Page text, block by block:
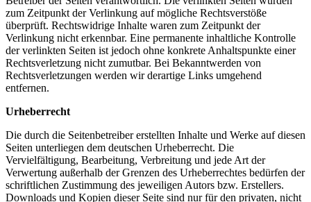
zum Zeitpunkt der Verlinkung auf mögliche Rechtsverstöße
überprüft. Rechtswidrige Inhalte waren zum Zeitpunkt der
Verlinkung nicht erkennbar. Eine permanente inhaltliche Kontrolle
der verlinkten Seiten ist jedoch ohne konkrete Anhaltspunkte einer
Rechtsverletzung nicht zumutbar. Bei Bekanntwerden von
Rechtsverletzungen werden wir derartige Links umgehend
entfernen.
Urheberrecht
Die durch die Seitenbetreiber erstellten Inhalte und Werke auf diesen
Seiten unterliegen dem deutschen Urheberrecht. Die
Vervielfältigung, Bearbeitung, Verbreitung und jede Art der
Verwertung außerhalb der Grenzen des Urheberrechtes bedürfen der
schriftlichen Zustimmung des jeweiligen Autors bzw. Erstellers.
Downloads und Kopien dieser Seite sind nur für den privaten, nicht